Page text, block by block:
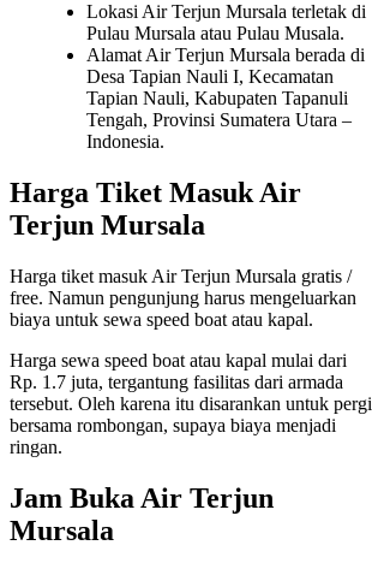
Lokasi Air Terjun Mursala terletak di
Pulau Mursala atau Pulau Musala.
Alamat Air Terjun Mursala berada di
Desa Tapian Nauli I, Kecamatan
Tapian Nauli, Kabupaten Tapanuli
Tengah, Provinsi Sumatera Utara –
Indonesia.
Harga Tiket Masuk Air
Terjun Mursala
Harga tiket masuk Air Terjun Mursala gratis /
free. Namun pengunjung harus mengeluarkan
biaya untuk sewa speed boat atau kapal.
Harga sewa speed boat atau kapal mulai dari
Rp. 1.7 juta, tergantung fasilitas dari armada
tersebut. Oleh karena itu disarankan untuk pergi
bersama rombongan, supaya biaya menjadi
ringan.
Jam Buka Air Terjun
Mursala